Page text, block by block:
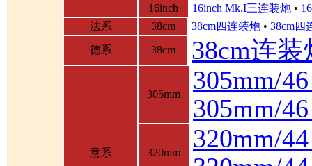
16inch 16inch Mk.I三连装炮 •
法系
38cm 38cm四连装炮 • 38cm四
德系
38cm 38cm连装
意系
305mm
305mm/
305mm/
320mm
320mm/